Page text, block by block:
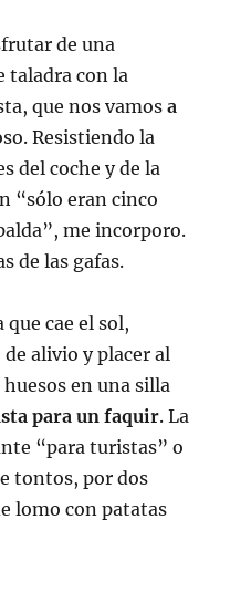
de una
taladra con la
que nos vamosa
Resistiendo la
del coche y de la
“sólo eran cinco
me incorporo.
de las gafas.
que cae el sol,
alivio y placer al
en una silla
para un faquir. La
“para turistas” o
tontos, por dos
lomo con patatas